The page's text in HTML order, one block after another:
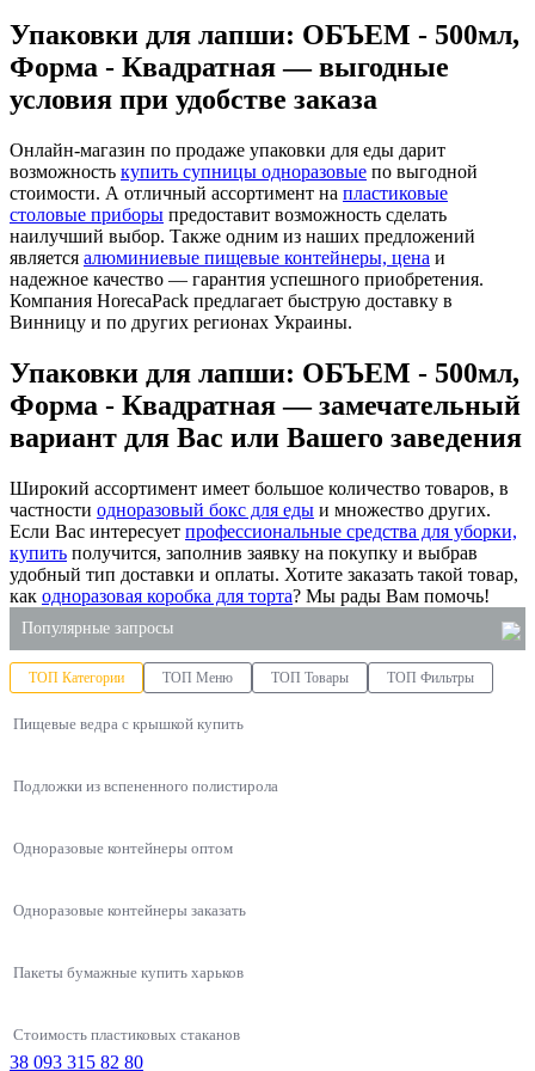
Упаковки для лапши: ОБЪЕМ - 500мл,
Форма - Квадратная — выгодные
условия при удобстве заказа
Онлайн-магазин по продаже упаковки для еды дарит
возможность купить супницы одноразовые по выгодной
стоимости. А отличный ассортимент на пластиковые
столовые приборы предоставит возможность сделать
наилучший выбор. Также одним из наших предложений
является алюминиевые пищевые контейнеры, цена и
надежное качество — гарантия успешного приобретения.
Компания HorecaPack предлагает быструю доставку в
Винницу и по других регионах Украины.
Упаковки для лапши: ОБЪЕМ - 500мл,
Форма - Квадратная — замечательный
вариант для Вас или Вашего заведения
Широкий ассортимент имеет большое количество товаров, в
частности одноразовый бокс для еды и множество других.
Если Вас интересует профессиональные средства для уборки,
купить получится, заполнив заявку на покупку и выбрав
удобный тип доставки и оплаты. Хотите заказать такой товар,
как одноразовая коробка для торта? Мы рады Вам помочь!
Популярные запросы
упаковка для пирожных оптом
одноразовый контейнер купить
купить пластиковые ведра для пищевых продуктов
купить пластиковые ведерки
ТОП Категории ТОП Меню ТОП Товары ТОП Фильтры
Пищевые ведра с крышкой купить
Подложки из вспененного полистирола
Одноразовые контейнеры оптом
Одноразовые контейнеры заказать
Пакеты бумажные купить харьков
Стоимость пластиковых стаканов
Упаковки для азиатской кухни
38 093 315 82 80